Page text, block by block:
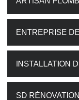
ENTREPRISE
INSTALLATION
SD